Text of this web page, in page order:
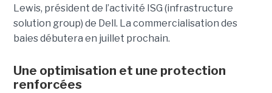
Lewis, président de l’activité ISG (infrastructure
solution group) de Dell. La commercialisation des
baies débutera en juillet prochain.
Une optimisation et une protection
renforcées